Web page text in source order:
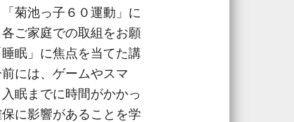
菊池っ子６０運動」に
ご家庭での取組をお願
眠」に焦点を当てた講
には、ゲームやスマ
眠までに時間がかかっ
に影響があることを学